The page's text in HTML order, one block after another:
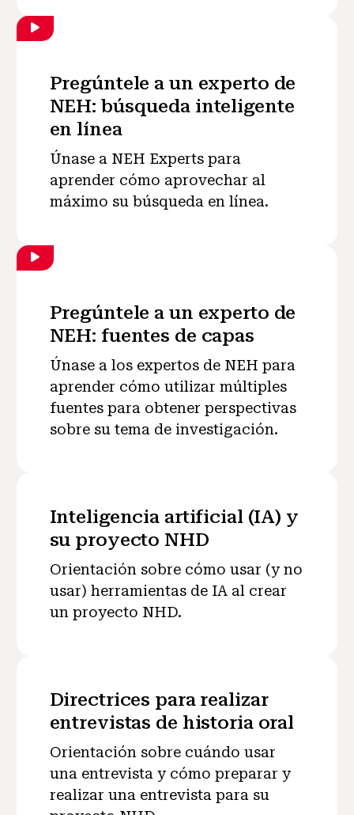
Pregúntele a un experto de
NEH: búsqueda inteligente
en línea
Únase a NEH Experts para
aprender cómo aprovechar al
máximo su búsqueda en línea.
Pregúntele a un experto de
NEH: fuentes de capas
Únase a los expertos de NEH para
aprender cómo utilizar múltiples
fuentes para obtener perspectivas
sobre su tema de investigación.
Inteligencia artificial (IA) y
su proyecto NHD
Orientación sobre cómo usar (y no
usar) herramientas de IA al crear
un proyecto NHD.
Directrices para realizar
entrevistas de historia oral
Orientación sobre cuándo usar
una entrevista y cómo preparar y
realizar una entrevista para su